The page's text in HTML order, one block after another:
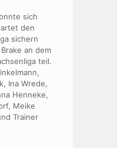
sich
den
sichern
an dem
teil.
Ina Wrede,
Henneke,
Meike
Trainer